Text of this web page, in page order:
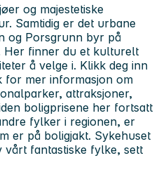
og majestetiske
Samtidig er det urbane
og Porsgrunn byr på
Her finner du et kulturelt
å velge i. Klikk deg inn
for mer informasjon om
attraksjoner,
boligprisene her fortsatt
fylker i regionen, er
er på boligjakt. Sykehuset
vårt fantastiske fylke, sett